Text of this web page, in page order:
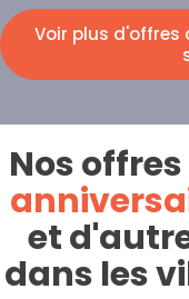
Voir plus
Nos
et
dans les